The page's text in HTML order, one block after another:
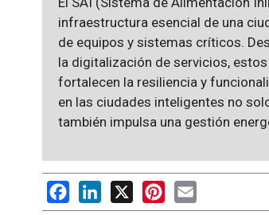
infraestructura esencial de una
de equipos y sistemas críticos.
la digitalización de servicios,
fortalecen la resiliencia y
en las ciudades inteligentes no
también impulsa una gestión
FacebookLinkedIn
X PinterestEmail